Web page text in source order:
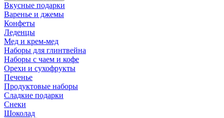
Вкусные подарки
Варенье и джемы
Конфеты
Леденцы
Мед и крем-мед
Наборы для глинтвейна
Наборы с чаем и кофе
Орехи и сухофрукты
Печенье
Продуктовые наборы
Сладкие подарки
Снеки
Шоколад